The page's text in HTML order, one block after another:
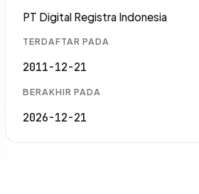
PT Digital Registra Indonesia
TERDAFTAR PADA
2011-12-21
BERAKHIR PADA
2026-12-21